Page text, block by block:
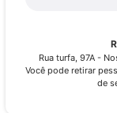
Rua turfa, 97A -
Você pode retirar
de